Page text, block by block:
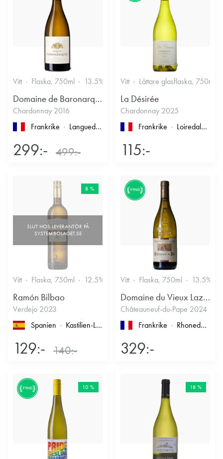
Vitt Flaska, 750ml 13.5%
Domaine de Baronarques
Chardonnay 2016
Frankrike
Languedoc-Roussillon , Limoux
299:- 499:-
Vitt Lättare glasflaska, 750ml
La Désirée
Chardonnay 2025
Frankrike
Loiredalen
115:-
8 %
Vitt Flaska, 750ml 12.5%
Ramón Bilbao
Verdejo 2023
Spanien
Kastilien-León
129:- 140:-
FYND
Vitt Flaska, 750ml 13.5%
Domaine du Vieux Lazaret
Châteauneuf-du-Pape 2024
Frankrike
Rhonedalen
329:-
FYND 10 % 18 %